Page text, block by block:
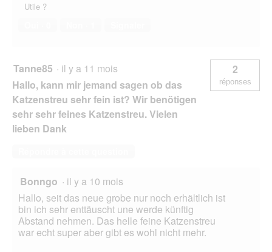
Utile ?
Tanne85 · il y a 11 mois
Hallo, kann mir jemand sagen ob das
Katzenstreu sehr fein ist? Wir benötigen
sehr sehr feines Katzenstreu. Vielen
lieben Dank
2
réponses
Bonngo · il y a 10 mois
Hallo, seit das neue grobe nur noch erhältlich ist
bin ich sehr enttäuscht une werde künftig
Abstand nehmen. Das helle feine Katzenstreu
war echt super aber gibt es wohl nicht mehr.